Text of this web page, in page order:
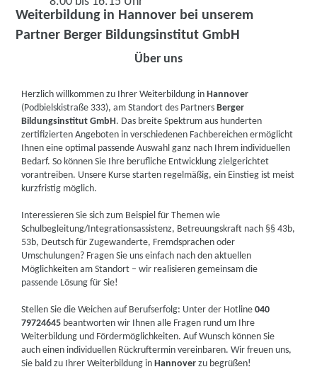
Weiterbildung in Hannover bei unserem
Partner Berger Bildungsinstitut GmbH
Über uns
Herzlich willkommen zu Ihrer Weiterbildung inHannover
(Podbielskistraße 333), am Standort des PartnersBerger
Bildungsinstitut GmbH. Das breite Spektrum aus hunderten
zertifizierten Angeboten in verschiedenen Fachbereichen ermöglicht
Ihnen eine optimal passende Auswahl ganz nach Ihrem individuellen
Bedarf. So können Sie Ihre berufliche Entwicklung zielgerichtet
vorantreiben. Unsere Kurse starten regelmäßig, ein Einstieg ist meist
kurzfristig möglich.
Interessieren Sie sich zum Beispiel für Themen wie
Schulbegleitung/Integrationsassistenz, Betreuungskraft nach §§ 43b,
53b, Deutsch für Zugewanderte, Fremdsprachen oder
Umschulungen? Fragen Sie uns einfach nach den aktuellen
Möglichkeiten am Standort – wir realisieren gemeinsam die
passende Lösung für Sie!
Stellen Sie die Weichen auf Berufserfolg: Unter der Hotline040
79724645 beantworten wir Ihnen alle Fragen rund um Ihre
Weiterbildung und Fördermöglichkeiten. Auf Wunsch können Sie
auch einen individuellen Rückruftermin vereinbaren. Wir freuen uns,
Sie bald zu Ihrer Weiterbildung inHannover zu begrüßen!